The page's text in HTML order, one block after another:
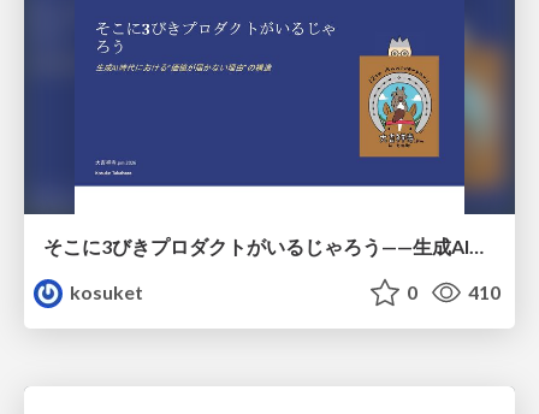
そこに3びきプロダクトがいるじゃろう——生成AI時代における“価値が届かない理由”の構造
kosuket
0 410